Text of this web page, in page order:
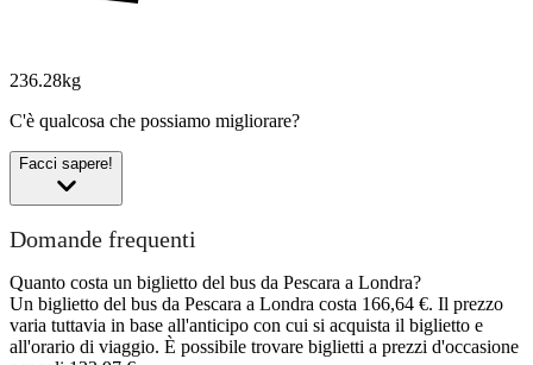
236.28kg
C'è qualcosa che possiamo migliorare?
Facci sapere!
Domande frequenti
Quanto costa un biglietto del bus da Pescara a Londra?
Un biglietto del bus da Pescara a Londra costa 166,64 €. Il prezzo
varia tuttavia in base all'anticipo con cui si acquista il biglietto e
all'orario di viaggio. È possibile trovare biglietti a prezzi d'occasione